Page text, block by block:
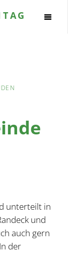
unterteilt in
und
auch gern
der